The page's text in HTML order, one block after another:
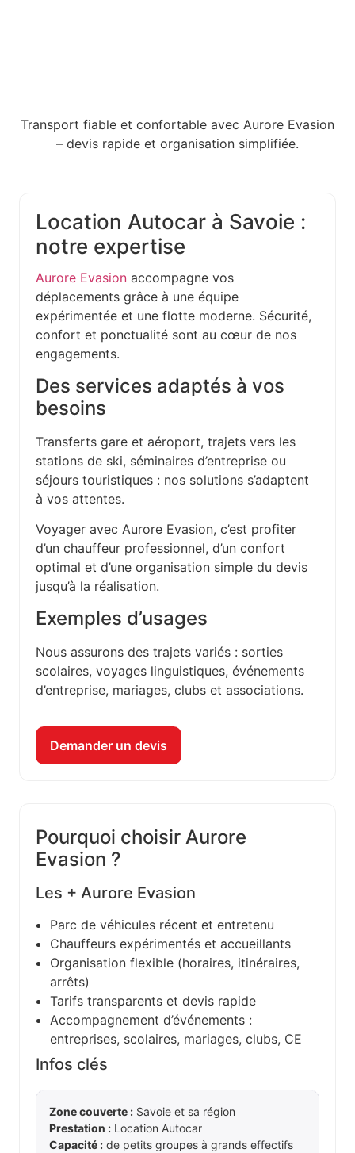
Transport fiable et confortable avec Aurore Evasion
– devis rapide et organisation simplifiée.
Location Autocar à Savoie :
notre expertise
Aurore Evasion accompagne vos
déplacements grâce à une équipe
expérimentée et une flotte moderne. Sécurité,
confort et ponctualité sont au cœur de nos
engagements.
Des services adaptés à vos
besoins
Transferts gare et aéroport, trajets vers les
stations de ski, séminaires d’entreprise ou
séjours touristiques : nos solutions s’adaptent
à vos attentes.
Voyager avec Aurore Evasion, c’est profiter
d’un chauffeur professionnel, d’un confort
optimal et d’une organisation simple du devis
jusqu’à la réalisation.
Exemples d’usages
Nous assurons des trajets variés : sorties
scolaires, voyages linguistiques, événements
d’entreprise, mariages, clubs et associations.
Demander un devis
Pourquoi choisir Aurore
Evasion ?
Les + Aurore Evasion
Parc de véhicules récent et entretenu
Chauffeurs expérimentés et accueillants
Organisation flexible (horaires, itinéraires,
arrêts)
Tarifs transparents et devis rapide
Accompagnement d’événements :
entreprises, scolaires, mariages, clubs, CE
Infos clés
Zone couverte : Savoie et sa région
Prestation : Location Autocar
Capacité : de petits groupes à grands effectifs